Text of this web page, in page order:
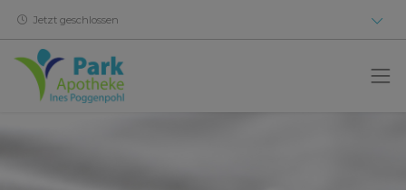
Jetzt geschlossen